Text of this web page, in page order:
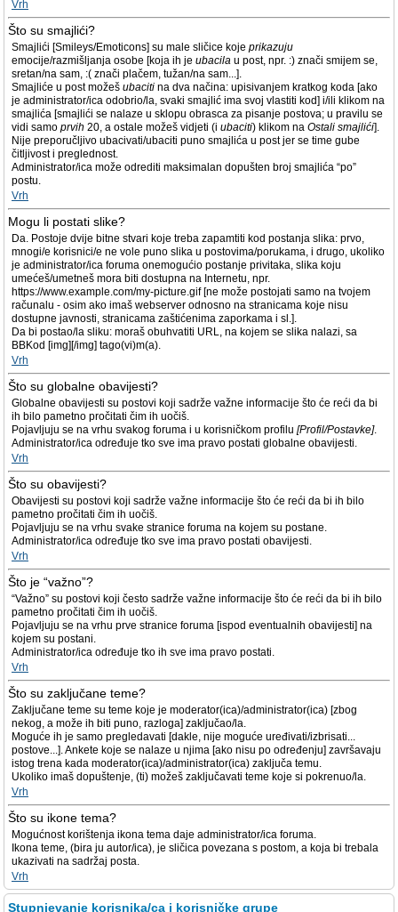
Vrh
Što su smajlići?
Smajlići [Smileys/Emoticons] su male sličice koje prikazuju
emocije/razmišljanja osobe [koja ih je ubacila u post, npr. :) znači smijem se,
sretan/na sam, :( znači plačem, tužan/na sam...].
Smajliće u post možeš ubaciti na dva načina: upisivanjem kratkog koda [ako
je administrator/ica odobrio/la, svaki smajlić ima svoj vlastiti kod] i/ili klikom na
smajlića [smajlići se nalaze u sklopu obrasca za pisanje postova; u pravilu se
vidi samo prvih 20, a ostale možeš vidjeti (i ubaciti) klikom na Ostali smajlići].
Nije preporučljivo ubacivati/ubaciti puno smajlića u post jer se time gube
čitljivost i preglednost.
Administrator/ica može odrediti maksimalan dopušten broj smajlića “po”
postu.
Vrh
Mogu li postati slike?
Da. Postoje dvije bitne stvari koje treba zapamtiti kod postanja slika: prvo,
mnogi/e korisnici/e ne vole puno slika u postovima/porukama, i drugo, ukoliko
je administrator/ica foruma onemogućio postanje privitaka, slika koju
umećeš/umetneš mora biti dostupna na Internetu, npr.
https://www.example.com/my-picture.gif [ne može postojati samo na tvojem
računalu - osim ako imaš webserver odnosno na stranicama koje nisu
dostupne javnosti, stranicama zaštićenima zaporkama i sl.].
Da bi postao/la sliku: moraš obuhvatiti URL, na kojem se slika nalazi, sa
BBKod [img][/img] tago(vi)m(a).
Vrh
Što su globalne obavijesti?
Globalne obavijesti su postovi koji sadrže važne informacije što će reći da bi
ih bilo pametno pročitati čim ih uočiš.
Pojavljuju se na vrhu svakog foruma i u korisničkom profilu [Profil/Postavke].
Administrator/ica određuje tko sve ima pravo postati globalne obavijesti.
Vrh
Što su obavijesti?
Obavijesti su postovi koji sadrže važne informacije što će reći da bi ih bilo
pametno pročitati čim ih uočiš.
Pojavljuju se na vrhu svake stranice foruma na kojem su postane.
Administrator/ica određuje tko sve ima pravo postati obavijesti.
Vrh
Što je “važno”?
“Važno” su postovi koji često sadrže važne informacije što će reći da bi ih bilo
pametno pročitati čim ih uočiš.
Pojavljuju se na vrhu prve stranice foruma [ispod eventualnih obavijesti] na
kojem su postani.
Administrator/ica određuje tko ih sve ima pravo postati.
Vrh
Što su zaključane teme?
Zaključane teme su teme koje je moderator(ica)/administrator(ica) [zbog
nekog, a može ih biti puno, razloga] zaključao/la.
Moguće ih je samo pregledavati [dakle, nije moguće uređivati/izbrisati...
postove...]. Ankete koje se nalaze u njima [ako nisu po određenju] završavaju
istog trena kada moderator(ica)/administrator(ica) zaključa temu.
Ukoliko imaš dopuštenje, (ti) možeš zaključavati teme koje si pokrenuo/la.
Vrh
Što su ikone tema?
Mogućnost korištenja ikona tema daje administrator/ica foruma.
Ikona teme, (bira ju autor/ica), je sličica povezana s postom, a koja bi trebala
ukazivati na sadržaj posta.
Vrh
Stupnjevanje korisnika/ca i korisničke grupe